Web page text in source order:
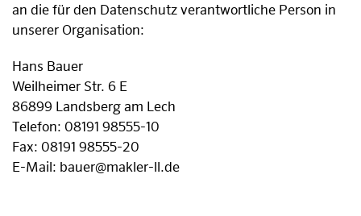
an die für den Datenschutz verantwortliche Person in
unserer Organisation:
Hans Bauer
Weilheimer Str. 6 E
86899 Landsberg am Lech
Telefon: 08191 98555-10
Fax: 08191 98555-20
E-Mail: bauer@makler-ll.de